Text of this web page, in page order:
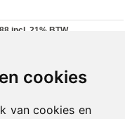
cookies
van cookies en
incl. 21% BTW
draagtas
geschikt voor de Cardiac
geschikt voor zowel de